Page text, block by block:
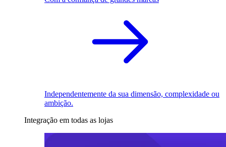
Independentemente da sua dimensão, complexidade ou
ambição.
Integração em todas as lojas